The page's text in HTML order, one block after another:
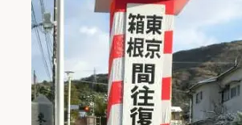
#アイデア #イベント #インド #エッセイ
#旅
#日記 #暮らし #生活 #留学
イベント&ショップ
配信
入居者一覧